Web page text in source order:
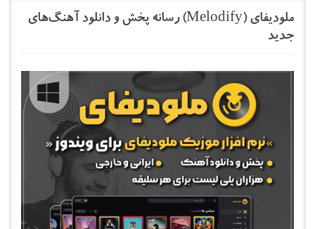
ملودیفای (Melodify) رسانه پخش و دانلود آهنگ‌های
جدید